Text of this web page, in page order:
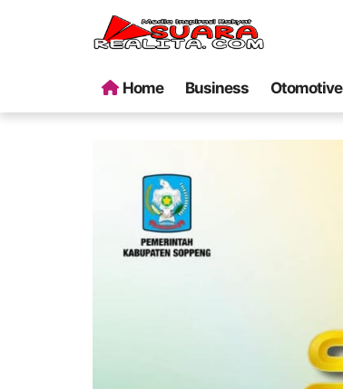
Home Business Otomotive